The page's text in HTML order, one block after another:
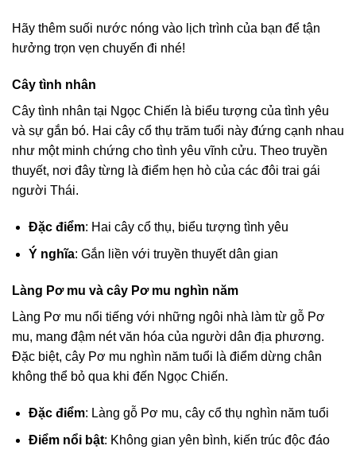
Hãy thêm suối nước nóng vào lịch trình của bạn để tận
hưởng trọn vẹn chuyến đi nhé!
Cây tình nhân
Cây tình nhân tại Ngọc Chiến là biểu tượng của tình yêu
và sự gắn bó. Hai cây cổ thụ trăm tuổi này đứng cạnh nhau
như một minh chứng cho tình yêu vĩnh cửu. Theo truyền
thuyết, nơi đây từng là điểm hẹn hò của các đôi trai gái
người Thái.
Đặc điểm: Hai cây cổ thụ, biểu tượng tình yêu
Ý nghĩa: Gắn liền với truyền thuyết dân gian
Làng Pơ mu và cây Pơ mu nghìn năm
Làng Pơ mu nổi tiếng với những ngôi nhà làm từ gỗ Pơ
mu, mang đậm nét văn hóa của người dân địa phương.
Đặc biệt, cây Pơ mu nghìn năm tuổi là điểm dừng chân
không thể bỏ qua khi đến Ngọc Chiến.
Đặc điểm: Làng gỗ Pơ mu, cây cổ thụ nghìn năm tuổi
Điểm nổi bật: Không gian yên bình, kiến trúc độc đáo